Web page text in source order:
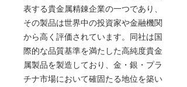
表する貴金属精錬企業の一つであり、
その製品は世界中の投資家や金融機関
から高く評価されています。同社は国
際的な品質基準を満たした高純度貴金
属製品を製造しており、金・銀・プラ
チナ市場において確固たる地位を築い